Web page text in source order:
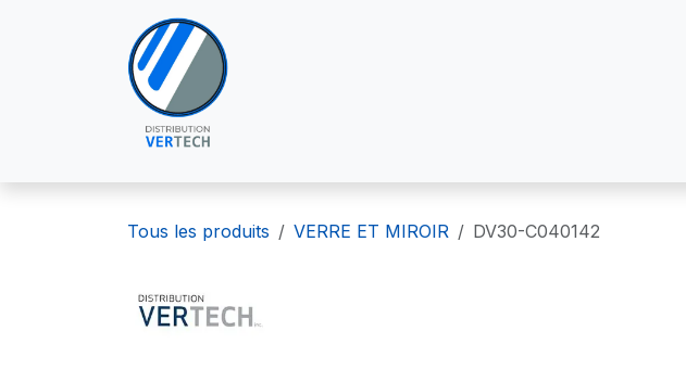
Se rendre au contenu
Tous les produits VERRE ET MIROIR DV30-C040142